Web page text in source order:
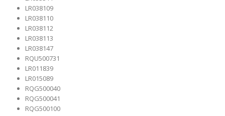
LR038109
LR038110
LR038112
LR038113
LR038147
RQU500731
LR011839
LR015089
RQG500040
RQG500041
RQG500100